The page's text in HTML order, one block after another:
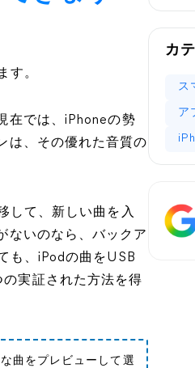
す。
在では、iPhoneの勢
は、その優れた音質の
して、新しい曲を入
ないのなら、バックア
も、iPodの曲をUSB
実証された方法を得
曲をプレビューして選
カ
ス
ア